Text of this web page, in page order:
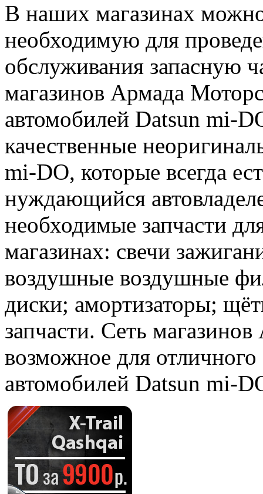
В наших магазинах
необходимую для
обслуживания запасную
магазинов Армада
автомобилей Datsun mi-
качественные
mi-DO, которые всегда
нуждающийся
необходимые запчасти
магазинах: свечи
воздушные воздушные
диски; амортизаторы;
запчасти. Сеть
возможное для
автомобилей Datsun mi-